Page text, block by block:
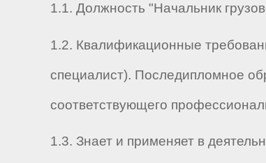
1.1. Должность "Начальник
1.2. Квалификационные
специалист). Последипломное
соответствующего
1.3. Знает и применяет в